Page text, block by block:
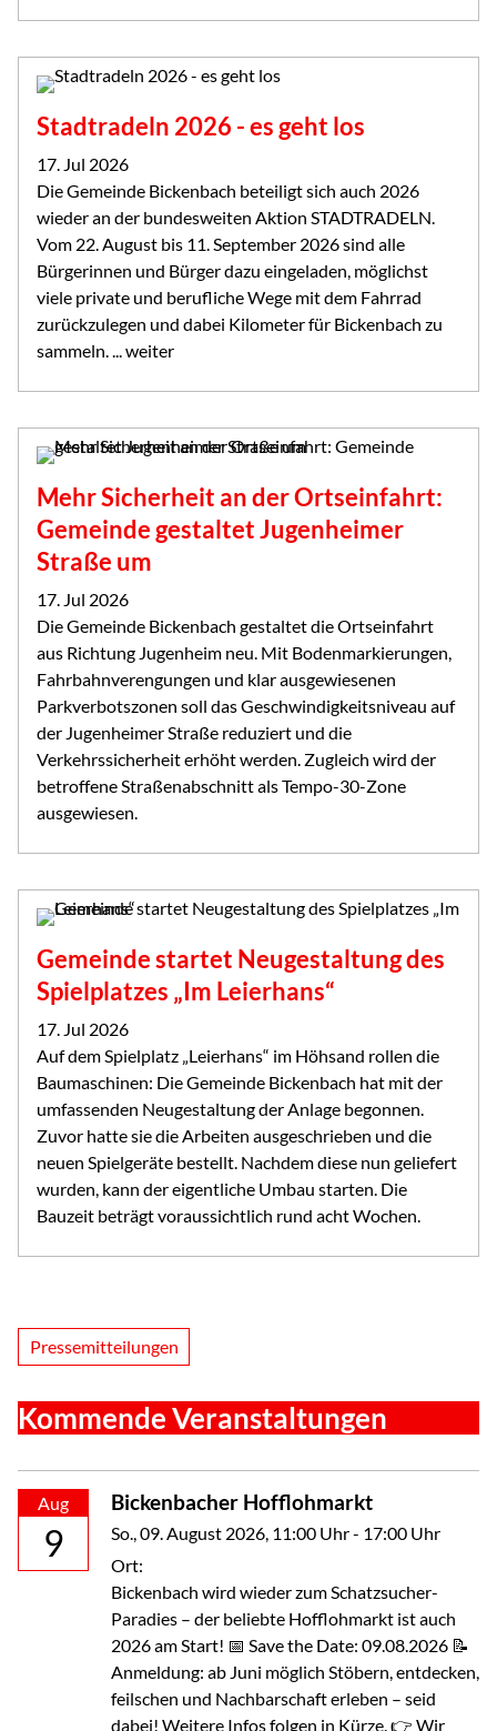
Stadtradeln 2026 - es geht los
17. Jul 2026
Die Gemeinde Bickenbach beteiligt sich auch 2026
wieder an der bundesweiten Aktion STADTRADELN.
Vom 22. August bis 11. September 2026 sind alle
Bürgerinnen und Bürger dazu eingeladen, möglichst
viele private und berufliche Wege mit dem Fahrrad
zurückzulegen und dabei Kilometer für Bickenbach zu
sammeln. ... weiter
Mehr Sicherheit an der Ortseinfahrt:
Gemeinde gestaltet Jugenheimer
Straße um
17. Jul 2026
Die Gemeinde Bickenbach gestaltet die Ortseinfahrt
aus Richtung Jugenheim neu. Mit Bodenmarkierungen,
Fahrbahnverengungen und klar ausgewiesenen
Parkverbotszonen soll das Geschwindigkeitsniveau auf
der Jugenheimer Straße reduziert und die
Verkehrssicherheit erhöht werden. Zugleich wird der
betroffene Straßenabschnitt als Tempo-30-Zone
ausgewiesen.
Gemeinde startet Neugestaltung des
Spielplatzes „Im Leierhans“
17. Jul 2026
Auf dem Spielplatz „Leierhans“ im Höhsand rollen die
Baumaschinen: Die Gemeinde Bickenbach hat mit der
umfassenden Neugestaltung der Anlage begonnen.
Zuvor hatte sie die Arbeiten ausgeschrieben und die
neuen Spielgeräte bestellt. Nachdem diese nun geliefert
wurden, kann der eigentliche Umbau starten. Die
Bauzeit beträgt voraussichtlich rund acht Wochen.
Pressemitteilungen
Kommende Veranstaltungen
Aug
9
Bickenbacher Hofflohmarkt
So., 09. August 2026, 11:00 Uhr- 17:00 Uhr
Ort:
Bickenbach wird wieder zum Schatzsucher-
Paradies – der beliebte Hofflohmarkt ist auch
2026 am Start! 📅 Save the Date: 09.08.2026 📝
Anmeldung: ab Juni möglich Stöbern, entdecken,
feilschen und Nachbarschaft erleben – seid
dabei! Weitere Infos folgen in Kürze. 👉 Wir